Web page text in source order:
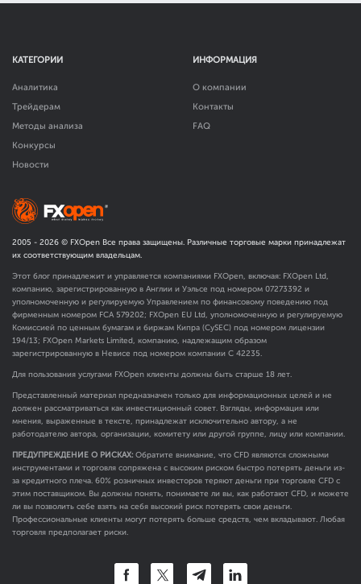
КАТЕГОРИИ
Аналитика
Трейдерам
Методы анализа
Конкурсы
Новости
ИНФОРМАЦИЯ
О компании
Контакты
FAQ
2005 - 2026 © FXOpen Все права защищены. Различные торговые марки принадлежат
их соответствующим владельцам.
Этот блог принадлежит и управляется компаниями FXOpen, включая: FXOpen Ltd,
компанию, зарегистрированную в Англии и Уэльсе под номером 07273392 и
уполномоченную и регулируемую Управлением по финансовому поведению под
фирменным номером FCA 579202; FXOpen EU Ltd, уполномоченную и регулируемую
Комиссией по ценным бумагам и биржам Кипра (CySEC) под номером лицензии
194/13; FXOpen Markets Limited, компанию, надлежащим образом
зарегистрированную в Невисе под номером компании C 42235.
Для пользования услугами FXOpen клиенты должны быть старше 18 лет.
Представленный материал предназначен только для информационных целей и не
должен рассматриваться как инвестиционный совет. Взгляды, информация или
мнения, выраженные в тексте, принадлежат исключительно автору, а не
работодателю автора, организации, комитету или другой группе, лицу или компании.
ПРЕДУПРЕЖДЕНИЕ О РИСКАХ: Обратите внимание, что CFD являются сложными
инструментами и торговля сопряжена с высоким риском быстро потерять деньги из-
за кредитного плеча. 60% розничных инвесторов теряют деньги при торговле CFD с
этим поставщиком. Вы должны понять, понимаете ли вы, как работают CFD, и можете
ли вы позволить себе взять на себя высокий риск потерять свои деньги.
Профессиональные клиенты могут потерять больше средств, чем вкладывают. Любая
торговля предполагает риски.